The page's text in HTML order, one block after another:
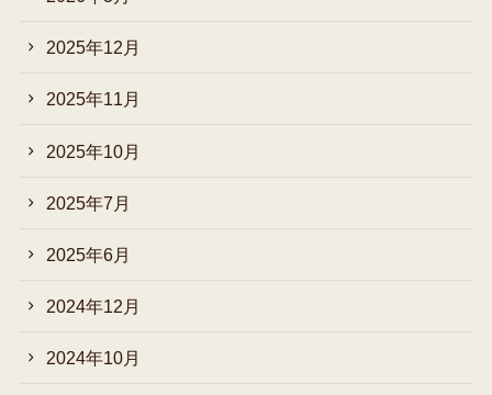
2025年12月
2025年11月
2025年10月
2025年7月
2025年6月
2024年12月
2024年10月